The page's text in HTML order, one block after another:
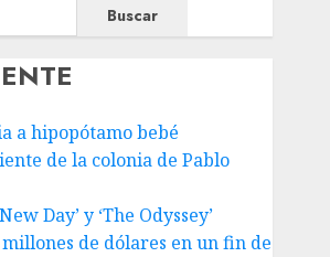
Buscar
a hipopótamo bebé
de la colonia de Pablo
Day’ y ‘The Odyssey’
de dólares en un fin de